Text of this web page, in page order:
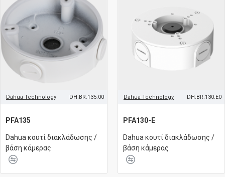
Dahua Technology DH.BR.135.00
PFA135
Dahua κουτί διακλάδωσης /
βάση κάμερας
Dahua Technology DH.BR.130.E0
PFA130-E
Dahua κουτί διακλάδωσης /
βάση κάμερας